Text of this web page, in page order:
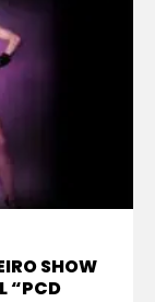
SHOW
“PCD